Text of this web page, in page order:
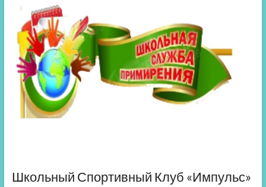
Школьный Спортивный Клуб «Импульс»